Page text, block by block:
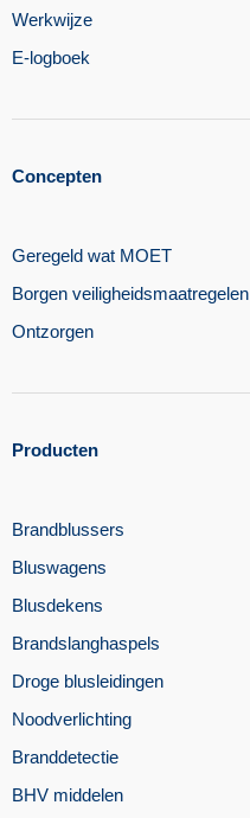
Werkwijze
E-logboek
Concepten
Geregeld wat MOET
Borgen veiligheidsmaatregelen​
Ontzorgen
Producten
Brandblussers
Bluswagens
Blusdekens
Brandslanghaspels
Droge blusleidingen
Noodverlichting
Branddetectie
BHV middelen